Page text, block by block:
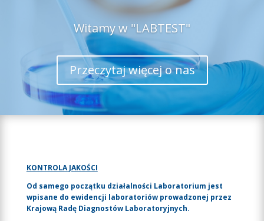
Witamy w "LABTEST"
Przeczytaj więcej o nas
KONTROLA JAKOŚCI
Od samego początku działalności Laboratorium jest
wpisane do ewidencji laboratoriów prowadzonej przez
Krajową Radę Diagnostów Laboratoryjnych.